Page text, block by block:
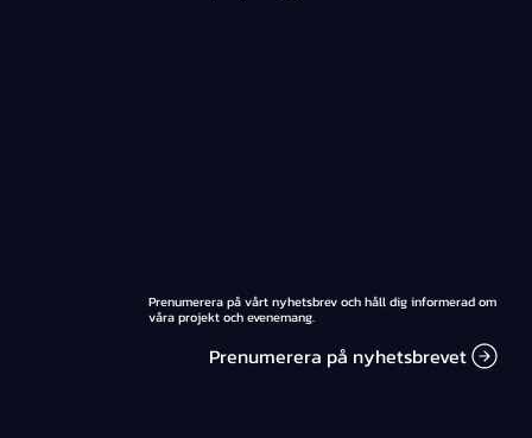
Prenumerera på vårt nyhetsbrev och håll dig informerad om
våra projekt och evenemang.
Prenumerera på nyhetsbrevet